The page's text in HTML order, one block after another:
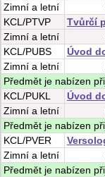
Zimní a letní
KCL/PTVP
Tvůrčí
Zimní a letní
KCL/PUBS
Úvod
Zimní a letní
Předmět je nabízen
KCL/PUKL
Úvod
Zimní a letní
Předmět je nabízen
KCL/PVER
Zimní a letní
Předmět je nabízen